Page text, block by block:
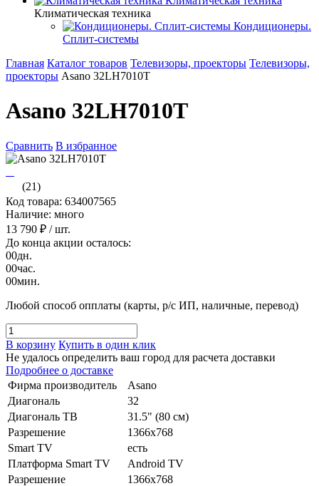
Климатическая техника
Кондиционеры.
Сплит-системы
Главная Каталог товаров Телевизоры, проекторы Телевизоры,
проекторы Asano 32LH7010T
Asano 32LH7010T
Сравнить В избранное
(21)
Код товара: 634007565
Наличие: много
13 790 ₽ / шт.
До конца акции осталось:
00дн.
00час.
00мин.
Любой способ опплаты (карты, р/с ИП, наличные, перевод)
В корзину Купить в один клик
Не удалось определить ваш город для расчета доставки
Подробнее о доставке
Фирма производитель
Asano
Диагональ
32
Диагональ ТВ
31.5" (80 см)
Разрешение
1366x768
Smart TV
есть
Платформа Smart TV
Android TV
Разрешение
1366x768